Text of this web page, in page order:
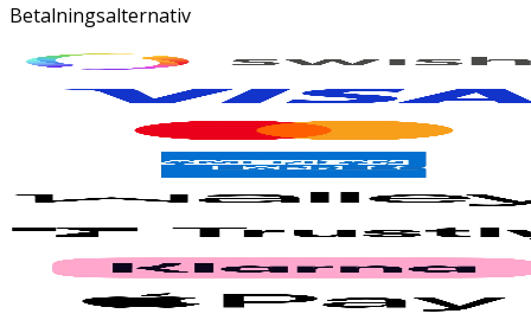
Betalningsalternativ